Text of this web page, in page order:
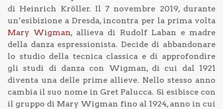
di Heinrich Kröller. Il 7 novembre 2019, durante
un’esibizione a Dresda, incontra per la prima volta
Mary Wigman, allieva di Rudolf Laban e madre
della danza espressionista. Decide di abbandonare
lo studio della tecnica classica e di approfondire
gli studi di danza con Wigman, di cui dal 1921
diventa una delle prime allieve. Nello stesso anno
cambia il suo nome in Gret Palucca. Si esibisce con
il gruppo di Mary Wigman fino al 1924, anno in cui